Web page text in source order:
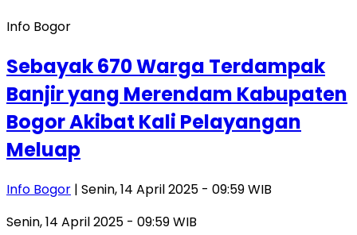
Info Bogor
Sebayak 670 Warga Terdampak
Banjir yang Merendam Kabupaten
Bogor Akibat Kali Pelayangan
Meluap
Info Bogor | Senin, 14 April 2025 - 09:59 WIB
Senin, 14 April 2025 - 09:59 WIB